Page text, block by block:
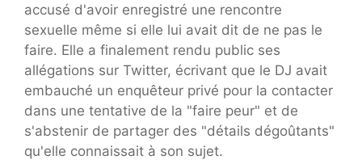
accusé d'avoir enregistré une rencontre
sexuelle même si elle lui avait dit de ne pas le
faire. Elle a finalement rendu public ses
allégations sur Twitter, écrivant que le DJ avait
embauché un enquêteur privé pour la contacter
dans une tentative de la "faire peur" et de
s'abstenir de partager des "détails dégoûtants"
qu'elle connaissait à son sujet.